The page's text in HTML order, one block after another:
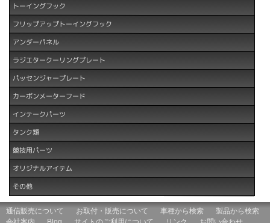
トーイングフック
フリップアップトーイングフック
アンダーパネル
ラジエタークーリングプレート
パッセンジャープレート
カーボンメーターフード
インテークパーツ
タンク類
競技用パーツ
オリジナルアイテム
その他
通信販売について お取付・販売について 車種から検索
製品から検索